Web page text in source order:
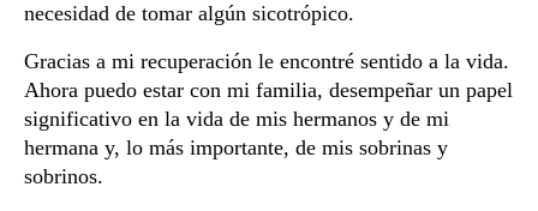
necesidad de tomar algún sicotrópico.
Gracias a mi recuperación le encontré sentido a la vida.
Ahora puedo estar con mi familia, desempeñar un papel
significativo en la vida de mis hermanos y de mi
hermana y, lo más importante, de mis sobrinas y
sobrinos.